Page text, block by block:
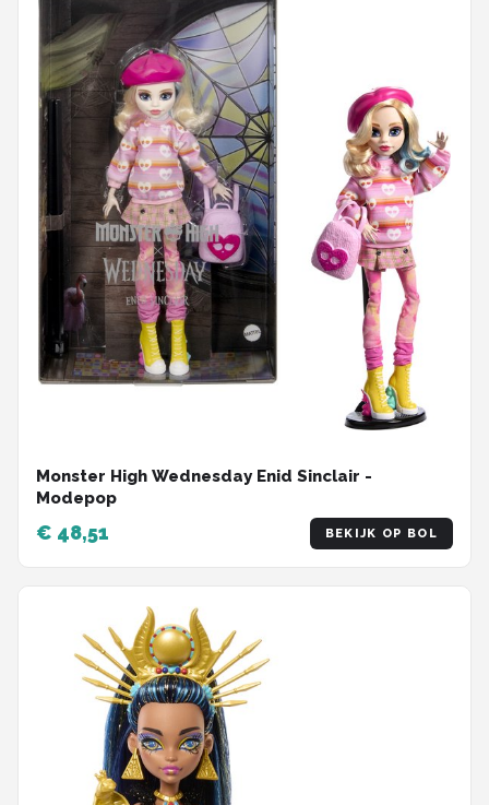
Monster High Wednesday Enid Sinclair -
Modepop
€ 48,51 BEKIJK OP BOL